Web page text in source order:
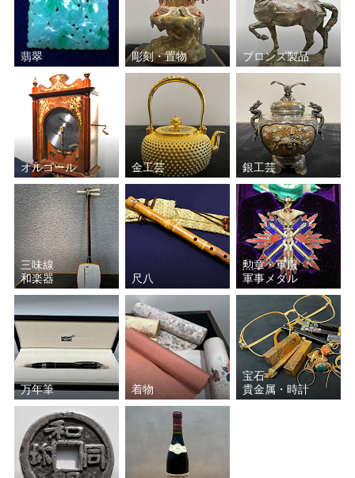
翡翠 彫刻・置物 ブロンズ製品
オルゴール 金工芸 銀工芸
三味線
和楽器
尺八
勲章・軍服
軍事メダル
万年筆 着物
宝石
貴金属・時計